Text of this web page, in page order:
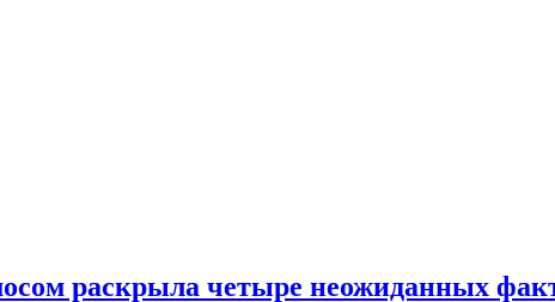
раскрыла четыре неожиданных